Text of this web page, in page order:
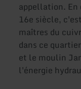
appellation.
16e siècle,
maîtres du
dans ce
et le moulin
l'énergie